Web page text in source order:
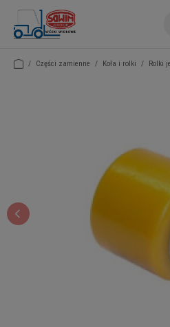
/ Części zamienne / Koła i rolki / Rolki